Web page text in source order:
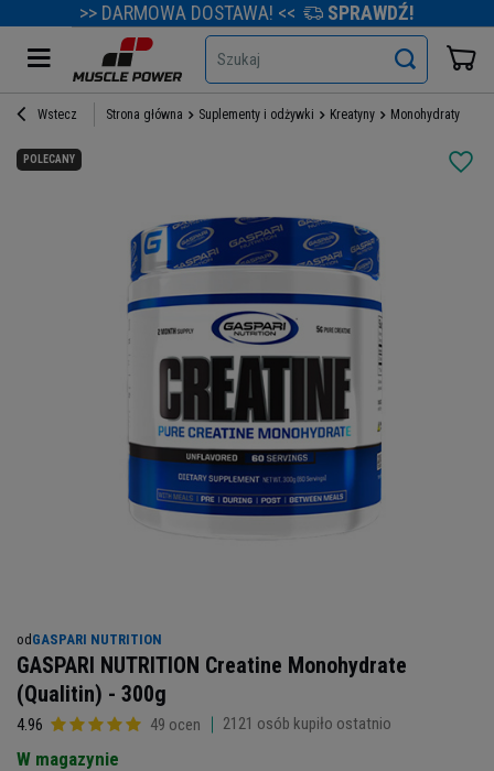
>> DARMOWA DOSTAWA! << SPRAWDŹ!
Szukaj
Wstecz Strona główna Suplementy i odżywki Kreatyny Monohydraty
POLECANY
od GASPARI NUTRITION
GASPARI NUTRITION Creatine Monohydrate
(Qualitin) - 300g
4.96 49 ocen 2121 osób kupiło ostatnio
W magazynie